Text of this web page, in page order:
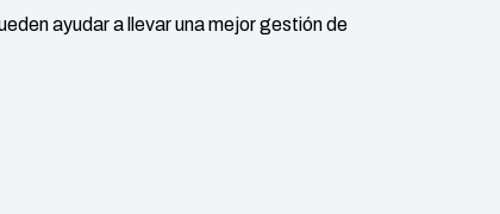
ayudar a llevar una mejor gestión de